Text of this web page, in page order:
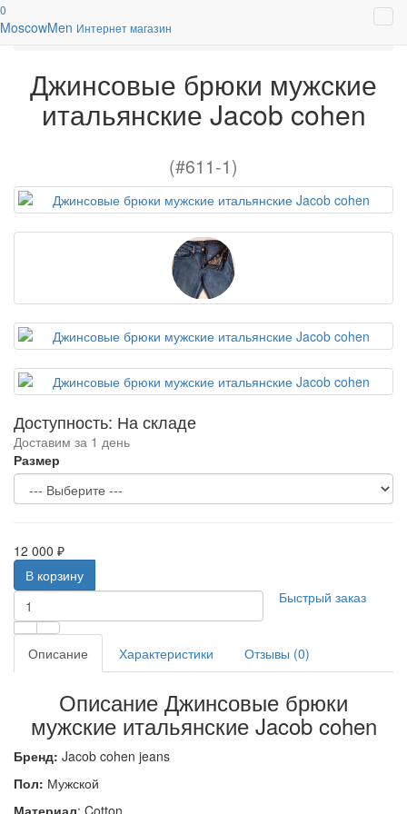
0
MoscowMen Интернет магазин
Джинсовые брюки мужские итальянские Jacob cohen
Джинсовые брюки мужские
итальянские Jacob cohen
(#611-1)
Доступность: На складе
Доставим за 1 день
Размер
12 000 ₽
В корзину
Быстрый заказ
Описание Характеристики Отзывы (0)
Описание Джинсовые брюки
мужские итальянские Jacob cohen
Бренд: Jacob cohen jeans
Пол: Мужской
Материал: Cotton